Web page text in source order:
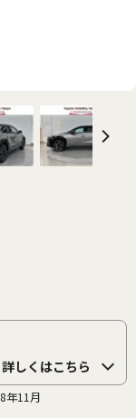
詳しくはこちら
年11月